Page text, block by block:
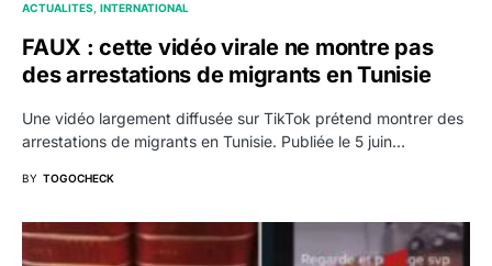
ACTUALITES INTERNATIONAL
FAUX : cette vidéo virale ne montre pas
des arrestations de migrants en Tunisie
Une vidéo largement diffusée sur TikTok prétend montrer des
arrestations de migrants en Tunisie. Publiée le 5 juin…
BY TOGOCHECK